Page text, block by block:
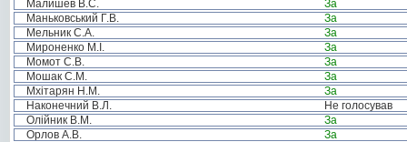
Малишев В.С.
За
Маньковський Г.В.
За
Мельник С.А.
За
Мироненко М.І.
За
Момот С.В.
За
Мошак С.М.
За
Мхітарян Н.М.
За
Наконечний В.Л.
Не голосував
Олійник В.М.
За
Орлов А.В.
За